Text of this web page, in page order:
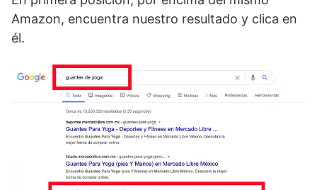
Amazon, encuentra nuestro resultado y clica en
él.